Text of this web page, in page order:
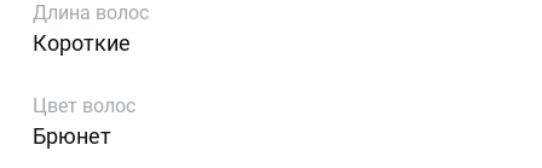
Длина волос
Короткие
Цвет волос
Брюнет